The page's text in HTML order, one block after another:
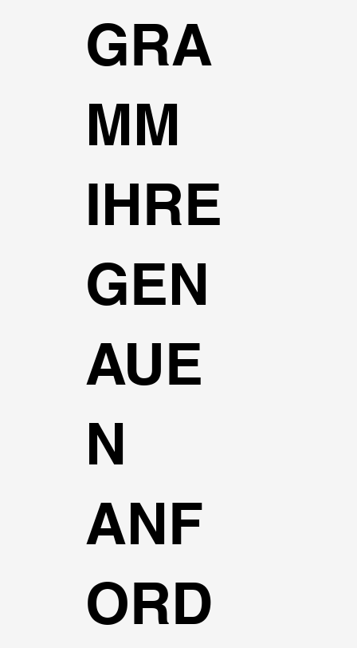
GRA
MM
IHRE
GEN
AUE
N
ANF
ORD